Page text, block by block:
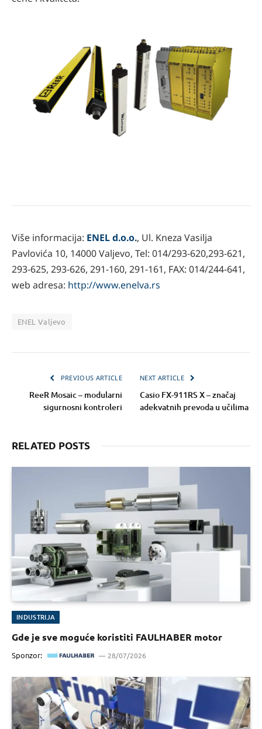
Više informacija: ENEL d.o.o., Ul. Kneza Vasilja
Pavlovića 10, 14000 Valjevo, Tel: 014/293-620,293-621,
293-625, 293-626, 291-160, 291-161, FAX: 014/244-641,
web adresa: http://www.enelva.rs
ENEL Valjevo
PREVIOUS ARTICLE
ReeR Mosaic – modularni
sigurnosni kontroleri
NEXT ARTICLE
Casio FX-911RS X – značaj
adekvatnih prevoda u učilima
RELATED POSTS
INDUSTRIJA
Gde je sve moguće koristiti FAULHABER motor
Sponzor: 28/07/2026